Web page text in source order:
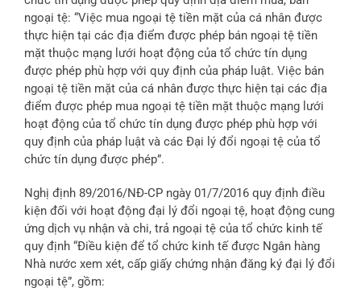
ngoại tệ: “Việc mua ngoại tệ tiền mặt của cá nhân được
thực hiện tại các địa điểm được phép bán ngoại tệ tiền
mặt thuộc mạng lưới hoạt động của tổ chức tín dụng
được phép phù hợp với quy định của pháp luật. Việc bán
ngoại tệ tiền mặt của cá nhân được thực hiện tại các địa
điểm được phép mua ngoại tệ tiền mặt thuộc mạng lưới
hoạt động của tổ chức tín dụng được phép phù hợp với
quy định của pháp luật và các Đại lý đổi ngoại tệ của tổ
chức tín dụng được phép”.
Nghị định 89/2016/NĐ-CP ngày 01/7/2016 quy định điều
kiện đối với hoạt động đại lý đổi ngoại tệ, hoạt động cung
ứng dịch vụ nhận và chi, trả ngoại tệ của tổ chức kinh tế
quy định “Điều kiện để tổ chức kinh tế được Ngân hàng
Nhà nước xem xét, cấp giấy chứng nhận đăng ký đại lý đổi
ngoại tệ”, gồm: